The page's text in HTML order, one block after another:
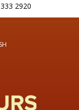
2920